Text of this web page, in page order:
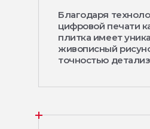
Благодаря
цифровой печати
плитка имеет
живописный
точностью